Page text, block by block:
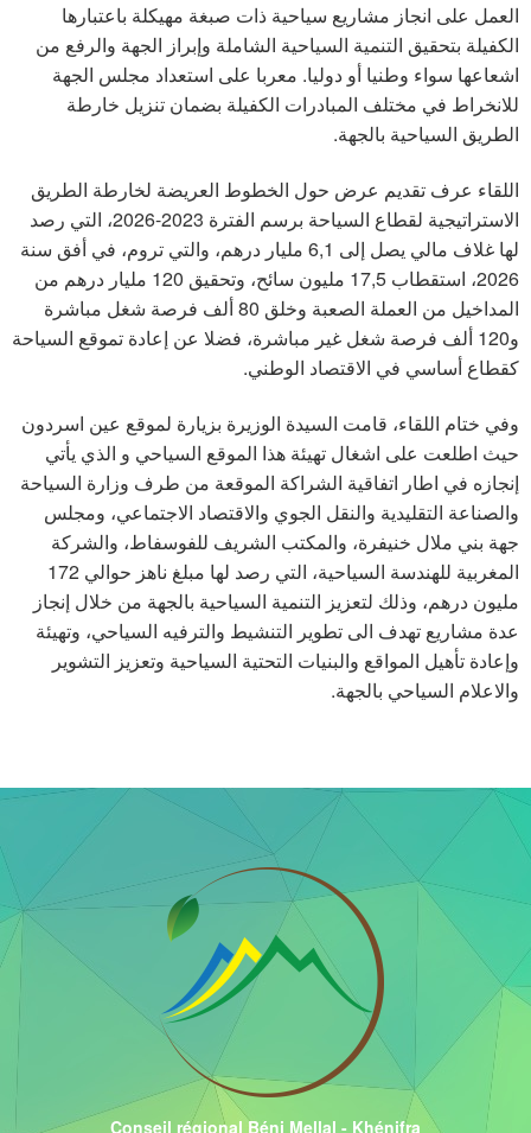
العمل على انجاز مشاريع سياحية ذات صبغة مهيكلة باعتبارها
الكفيلة بتحقيق التنمية السياحية الشاملة وإبراز الجهة والرفع من
اشعاعها سواء وطنيا أو دوليا. معربا على استعداد مجلس الجهة
للانخراط في مختلف المبادرات الكفيلة بضمان تنزيل خارطة
الطريق السياحية بالجهة.
اللقاء عرف تقديم عرض حول الخطوط العريضة لخارطة الطريق
الاستراتيجية لقطاع السياحة برسم الفترة 2023-2026، التي رصد
لها غلاف مالي يصل إلى 6,1 مليار درهم، والتي تروم، في أفق سنة
2026، استقطاب 17,5 مليون سائح، وتحقيق 120 مليار درهم من
المداخيل من العملة الصعبة وخلق 80 ألف فرصة شغل مباشرة
و120 ألف فرصة شغل غير مباشرة، فضلا عن إعادة تموقع السياحة
كقطاع أساسي في الاقتصاد الوطني.
وفي ختام اللقاء، قامت السيدة الوزيرة بزيارة لموقع عين اسردون
حيث اطلعت على اشغال تهيئة هذا الموقع السياحي و الذي يأتي
إنجازه في اطار اتفاقية الشراكة الموقعة من طرف وزارة السياحة
والصناعة التقليدية والنقل الجوي والاقتصاد الاجتماعي، ومجلس
جهة بني ملال خنيفرة، والمكتب الشريف للفوسفاط، والشركة
المغربية للهندسة السياحية، التي رصد لها مبلغ ناهز حوالي 172
مليون درهم، وذلك لتعزيز التنمية السياحية بالجهة من خلال إنجاز
عدة مشاريع تهدف الى تطوير التنشيط والترفيه السياحي، وتهيئة
وإعادة تأهيل المواقع والبنيات التحتية السياحية وتعزيز التشوير
والاعلام السياحي بالجهة.
Conseil régional Béni Mellal - Khénifra